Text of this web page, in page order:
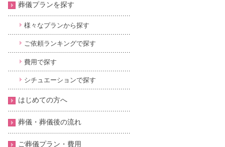
葬儀プランを探す
様々なプランから探す
ご依頼ランキングで探す
費用で探す
シチュエーションで探す
はじめての方へ
葬儀・葬儀後の流れ
ご葬儀プラン・費用